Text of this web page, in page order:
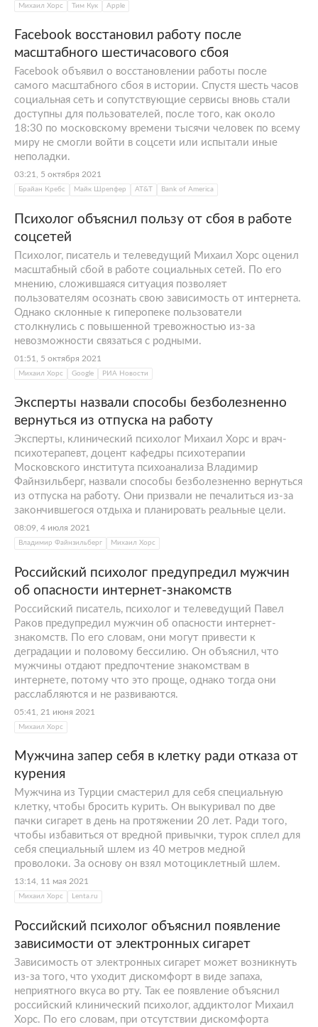
Михаил Хорс Тим Кук Apple
Facebook восстановил работу после
масштабного шестичасового сбоя
Facebook объявил о восстановлении работы после
самого масштабного сбоя в истории. Спустя шесть часов
социальная сеть и сопутствующие сервисы вновь стали
доступны для пользователей, после того, как около
18:30 по московскому времени тысячи человек по всему
миру не смогли войти в соцсети или испытали иные
неполадки.
03:21, 5 октября 2021
Брайан Кребс Майк Шрепфер AT&T Bank of America
Психолог объяснил пользу от сбоя в работе
соцсетей
Психолог, писатель и телеведущий Михаил Хорс оценил
масштабный сбой в работе социальных сетей. По его
мнению, сложившаяся ситуация позволяет
пользователям осознать свою зависимость от интернета.
Однако склонные к гиперопеке пользователи
столкнулись с повышенной тревожностью из-за
невозможности связаться с родными.
01:51, 5 октября 2021
Михаил Хорс Google РИА Новости
Эксперты назвали способы безболезненно
вернуться из отпуска на работу
Эксперты, клинический психолог Михаил Хорс и врач-
психотерапевт, доцент кафедры психотерапии
Московского института психоанализа Владимир
Файнзильберг, назвали способы безболезненно вернуться
из отпуска на работу. Они призвали не печалиться из-за
закончившегося отдыха и планировать реальные цели.
08:09, 4 июля 2021
Владимир Файнзильберг Михаил Хорс
Российский психолог предупредил мужчин
об опасности интернет-знакомств
Российский писатель, психолог и телеведущий Павел
Раков предупредил мужчин об опасности интернет-
знакомств. По его словам, они могут привести к
деградации и половому бессилию. Он объяснил, что
мужчины отдают предпочтение знакомствам в
интернете, потому что это проще, однако тогда они
расслабляются и не развиваются.
05:41, 21 июня 2021
Михаил Хорс
Мужчина запер себя в клетку ради отказа от
курения
Мужчина из Турции смастерил для себя специальную
клетку, чтобы бросить курить. Он выкуривал по две
пачки сигарет в день на протяжении 20 лет. Ради того,
чтобы избавиться от вредной привычки, турок сплел для
себя специальный шлем из 40 метров медной
проволоки. За основу он взял мотоциклетный шлем.
13:14, 11 мая 2021
Михаил Хорс Lenta.ru
Российский психолог объяснил появление
зависимости от электронных сигарет
Зависимость от электронных сигарет может возникнуть
из-за того, что уходит дискомфорт в виде запаха,
неприятного вкуса во рту. Так ее появление объяснил
российский клинический психолог, аддиктолог Михаил
Хорс. По его словам, при отсутствии дискомфорта